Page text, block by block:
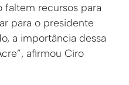
faltem recursos para
para o presidente
a importância dessa
afirmou Ciro